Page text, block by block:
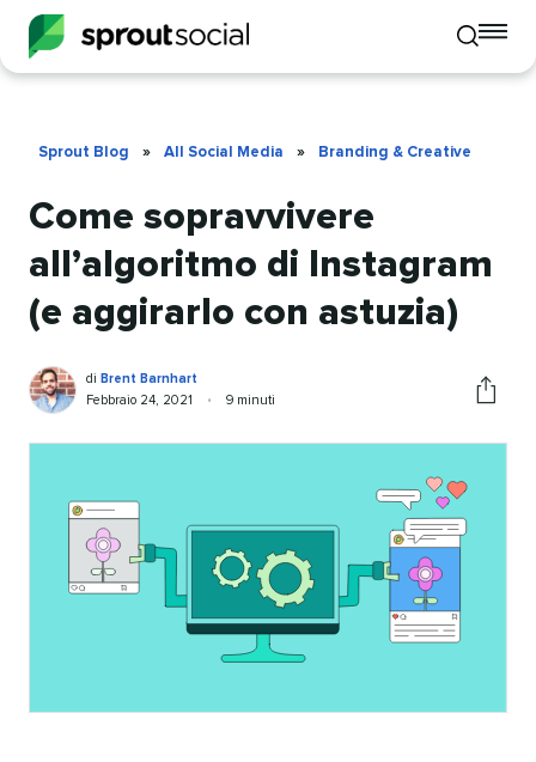
Toggle
mobile
Sprout Blog » All Social Media » Branding & Creative
Come sopravvivere
all’algoritmo di Instagram
(e aggirarlo con astuzia)
Brent
Barnhart
Scritto
da
di Brent Barnhart
Pubblicato
Febbraio 24, 2021 •
Tempo
lettura
9 minuti